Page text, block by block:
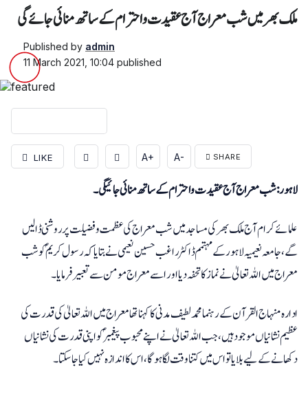
ملک بھر میں شب معراج آج عقیدت واحترام کے ساتھ منائی جائے گی
Published by admin
11 March 2021, 10:04 published
LIKE A+ A- SHARE
لاہور: شب معراج آج عقیدت واحترام کے ساتھ منائی جائیگی۔
علمائے کرام آج ملک بھر کی مساجد میں شب معراج کی عظمت وفضیلت پرروشنی ڈالیں
گے، جامعہ نعیمیہ لاہورکے مہتمم ڈاکٹر راغب حسین نعیمی نے بتایا کہ رسول کریمؐ کو شب
معراج میں اللہ تعالیٰ نے نماز کا تحفہ دیااور اسے معراج مومن سے تعبیر فرمایا۔
ادارہ منہاج القرآن کے رہنمامحمدلطیف مدنی کا کہنا تھا معراج میں اللہ تعالیٰ کی قدرت کی
عظیم نشانیاں موجود ہیں، جب اللہ تعالیٰ نے اپنے محبوب پیغمبرؐکو اپنی قدرت کی نشانیاں
دکھانے کے لیے بلایا تو اس میں کتنا وقت لگا ہوگا، اس کا اندازہ نہیں کیا جاسکتا۔